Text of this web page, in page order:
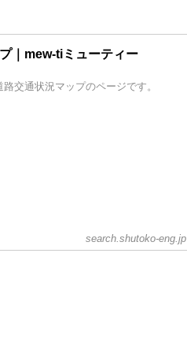
｜mew-tiミューティー
交通状況マップのページです。
search.shutoko-eng.jp